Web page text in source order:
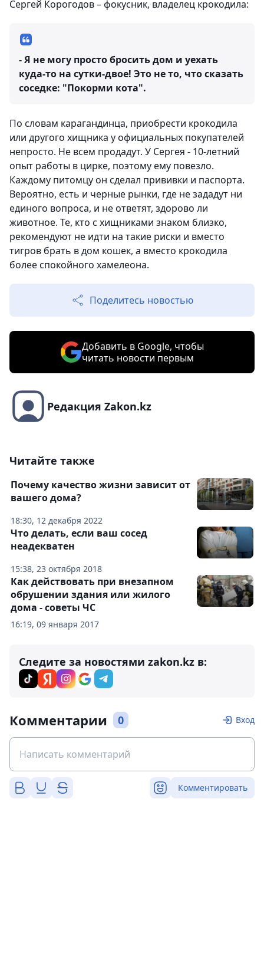
Сергей Корогодов – фокусник, владелец крокодила:
- Я не могу просто бросить дом и уехать
куда-то на сутки-двое! Это не то, что сказать
соседке: "Покорми кота".
По словам карагандинца, приобрести крокодила
или другого хищника у официальных покупателей
непросто. Не всем продадут. У Сергея - 10-летний
опыт работы в цирке, поэтому ему повезло.
Каждому питомцу он сделал прививки и паспорта.
Вероятно, есть и черные рынки, где не зададут ни
единого вопроса, и не ответят, здорово ли
животное. Те, кто с хищниками знаком близко,
рекомендуют не идти на такие риски и вместо
тигров брать в дом кошек, а вместо крокодила
более спокойного хамелеона.
Поделитесь новостью
Добавить в Google, чтобы
читать новости первым
Редакция Zakon.kz
Читайте также
18:30, 12 декабря 2022
Почему качество жизни зависит от
вашего дома?
15:38, 23 октября 2018
Что делать, если ваш сосед
неадекватен
16:19, 09 января 2017
Как действовать при внезапном
обрушении здания или жилого
дома - советы ЧС
Следите за новостями zakon.kz в:
Комментарии 0 Вход
Комментировать